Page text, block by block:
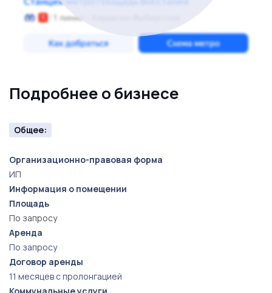
Подробнее о бизнесе
Общее:
Организационно-правовая форма
ИП
Информация о помещении
Площадь
По запросу
Аренда
По запросу
Договор аренды
11 месяцев с пролонгацией